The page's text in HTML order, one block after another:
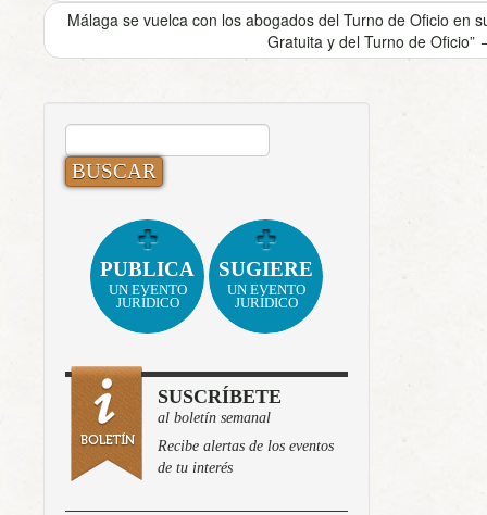
Málaga se vuelca con los abogados del Turno de Oficio en
Gratuita y del Turno de Oficio”
BUSCAR:
PUBLICA
UN EVENTO
JURÍDICO
SUGIERE
UN EVENTO
JURÍDICO
SUSCRÍBETE
al boletín semanal
Recibe alertas de los eventos
de tu interés